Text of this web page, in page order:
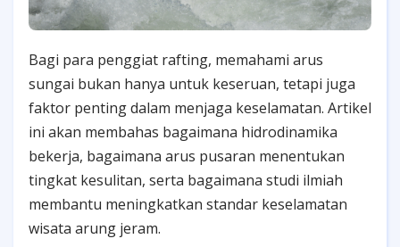
Bagi para penggiat rafting, memahami arus
sungai bukan hanya untuk keseruan, tetapi juga
faktor penting dalam menjaga keselamatan. Artikel
ini akan membahas bagaimana hidrodinamika
bekerja, bagaimana arus pusaran menentukan
tingkat kesulitan, serta bagaimana studi ilmiah
membantu meningkatkan standar keselamatan
wisata arung jeram.